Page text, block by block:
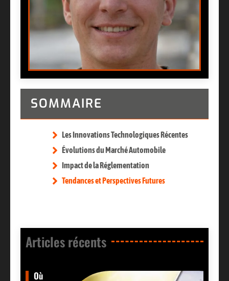
SOMMAIRE
Les Innovations Technologiques Récentes
Évolutions du Marché Automobile
Impact de la Réglementation
Tendances et Perspectives Futures
Articles récents​
Où